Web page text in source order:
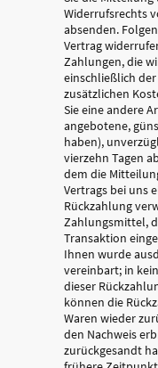
Widerrufsrechts
absenden.
Vertrag
Zahlungen, die
einschließlich
zusätzlichen
Sie eine andere
angebotene,
haben),
vierzehn Tagen
dem die
Vertrags bei uns
Rückzahlung
Zahlungsmittel,
Transaktion
Ihnen wurde
vereinbart; in
dieser
können die
Waren wieder
den Nachweis
zurückgesandt